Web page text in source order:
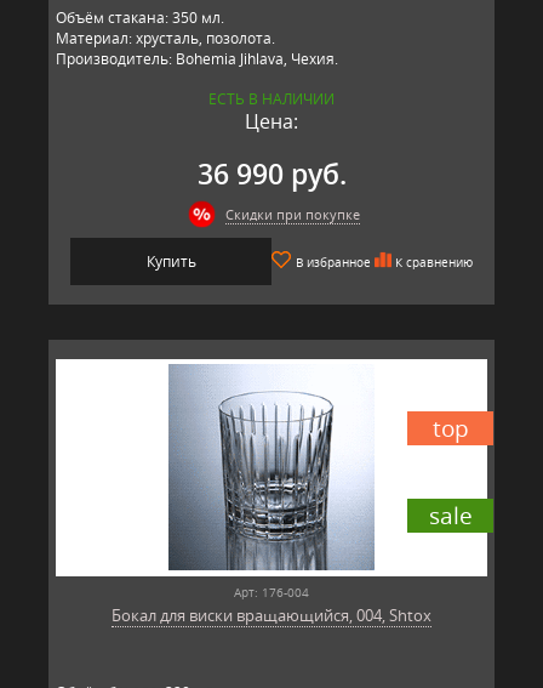
Объём стакана: 350 мл.
Материал: хрусталь, позолота.
Производитель: Bohemia Jihlava, Чехия.
ЕСТЬ В НАЛИЧИИ
Цена:
36 990 руб.
Скидки при покупке
Купить В избранное К сравнению
sale
top
Арт: 176-004
Бокал для виски вращающийся, 004, Shtox